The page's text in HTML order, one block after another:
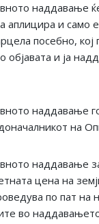
наддавање
аплицира и само
посебно, кој
објавата и ја
наддавање
на
наддавање
цена на
по пат
во